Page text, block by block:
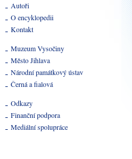
Autoři
O encyklopedii
Kontakt
Muzeum Vysočiny
Město Jihlava
Národní památkový ústav
Černá a fialová
Odkazy
Finanční podpora
Mediální spolupráce